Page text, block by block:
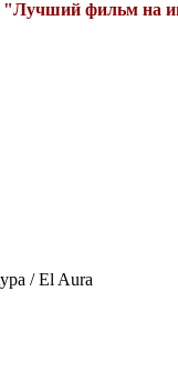
"Лучший фильм на